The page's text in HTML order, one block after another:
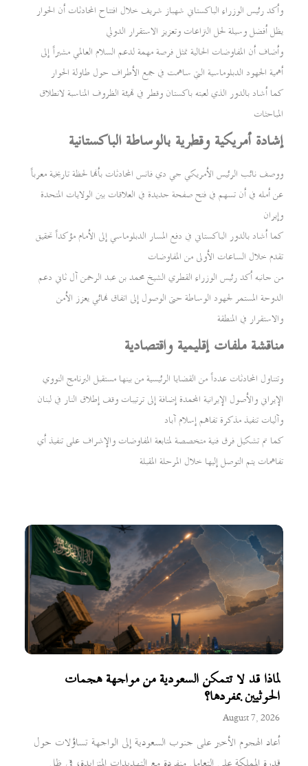
لماذا قد لا تتمكن السعودية من مواجهة هجمات
الحوثيين بمفردها؟
August 7, 2026
أعاد الهجوم الأخير على جنوب السعودية إلى الواجهة تساؤلات حول
وأكد رئيس الوزراء الباكستاني شهباز شريف خلال افتتاح المحادثات أن الحوار
يظل أفضل وسيلة لحل النزاعات وتعزيز الاستقرار الدولي
وأضاف أن المفاوضات الحالية تمثل فرصة مهمة لدعم السلام العالمي مشيراً إلى
أهمية الجهود الدبلوماسية التي ساهمت في جمع الأطراف حول طاولة الحوار
كما أشاد بالدور الذي لعبته باكستان وقطر في تهيئة الظروف المناسبة لانطلاق
المباحثات
إشادة أمريكية وقطرية بالوساطة الباكستانية
ووصف نائب الرئيس الأمريكي جي دي فانس المحادثات بأنها لحظة تاريخية معرباً
عن أمله في أن تسهم في فتح صفحة جديدة في العلاقات بين الولايات المتحدة
وإيران
كما أشاد بالدور الباكستاني في دفع المسار الدبلوماسي إلى الأمام مؤكداً تحقيق
تقدم خلال الساعات الأولى من المفاوضات
من جانبه أكد رئيس الوزراء القطري الشيخ محمد بن عبد الرحمن آل ثاني دعم
الدوحة المستمر لجهود الوساطة حتى الوصول إلى اتفاق نهائي يعزز الأمن
والاستقرار في المنطقة
مناقشة ملفات إقليمية واقتصادية
وتتناول المحادثات عدداً من القضايا الرئيسية من بينها مستقبل البرنامج النووي
الإيراني والأصول الإيرانية المجمدة إضافة إلى ترتيبات وقف إطلاق النار في لبنان
وآليات تنفيذ مذكرة تفاهم إسلام آباد
كما تم تشكيل فرق فنية متخصصة لمتابعة المفاوضات والإشراف على تنفيذ أي
تفاهمات يتم التوصل إليها خلال المرحلة المقبلة